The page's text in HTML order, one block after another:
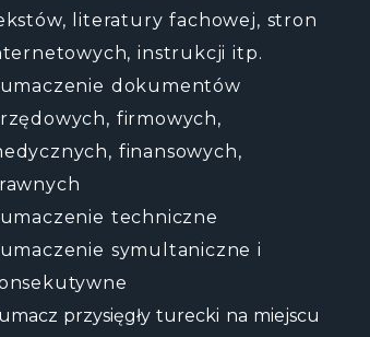
literatury fachowej, stron
instrukcji itp.
dokumentów
firmowych,
finansowych,
techniczne
symultaniczne i
przysięgły turecki na miejscu